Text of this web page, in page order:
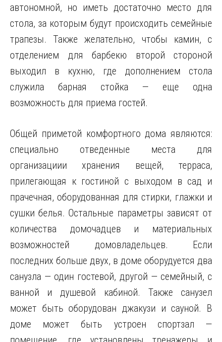
автономной, но иметь достаточно место для
стола, за которым будут происходить семейные
трапезы. Также желательно, чтобы камин, с
отделением для барбекю второй стороной
выходил в кухню, где дополнением стола
служила барная стойка — еще одна
возможность для приема гостей.
Общей приметой комфортного дома являются:
специально отведенные места для
организациии хранения вещей, терраса,
прилегающая к гостиной с выходом в сад и
прачечная, оборудованная для стирки, глажки и
сушки белья. Остальные параметры зависят от
количества домочадцев и материальных
возможностей домовладельцев. Если
последних больше двух, в доме оборудуется два
санузла — один гостевой, другой — семейный, с
ванной и душевой кабиной. Также санузел
может быть оборудован джакузи и сауной. В
доме может быть устроен спортзал —